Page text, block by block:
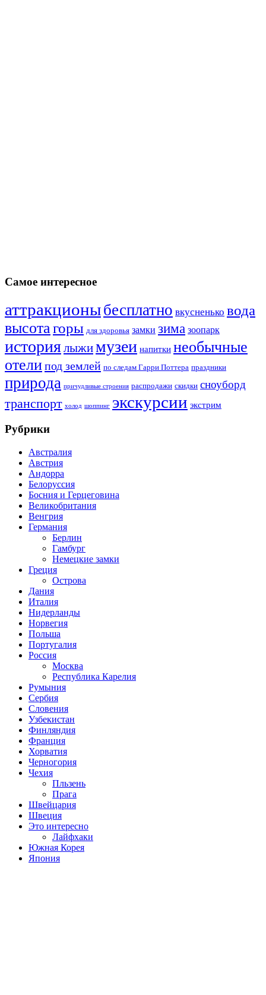
Самое интересное
аттракционыбесплатно вкусненько вода
высота горы для здоровья замки зима зоопарк
историялыжимузеи напитки необычные
отелипод землей по следам Гарри Поттера праздники
природа причудливые строения распродажи скидки сноуборд
транспорт холод шоппинг экскурсии экстрим
Рубрики
Австралия
Австрия
Андорра
Белоруссия
Босния и Герцеговина
Великобритания
Венгрия
Германия
Берлин
Гамбург
Немецкие замки
Греция
Острова
Дания
Италия
Нидерланды
Норвегия
Польша
Португалия
Россия
Москва
Республика Карелия
Румыния
Сербия
Словения
Узбекистан
Финляндия
Франция
Хорватия
Черногория
Чехия
Пльзень
Прага
Швейцария
Швеция
Это интересно
Лайфхаки
Южная Корея
Япония